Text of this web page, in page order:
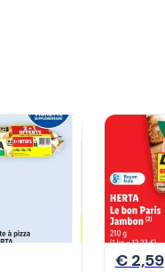
€ 2,59